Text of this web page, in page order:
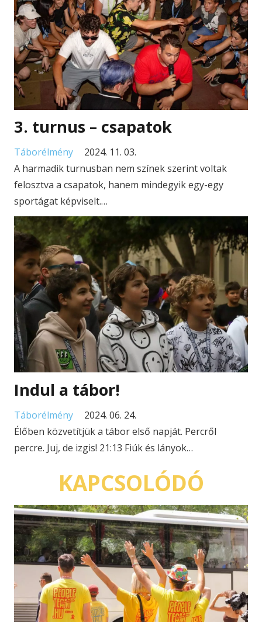
3. turnus – csapatok
Táborélmény
2024. 11. 03.
A harmadik turnusban nem színek szerint voltak
felosztva a csapatok, hanem mindegyik egy-egy
sportágat képviselt.…
Indul a tábor!
Táborélmény
2024. 06. 24.
Élőben közvetítjük a tábor első napját. Percről
percre. Juj, de izgis! 21:13 Fiúk és lányok…
KAPCSOLÓDÓ